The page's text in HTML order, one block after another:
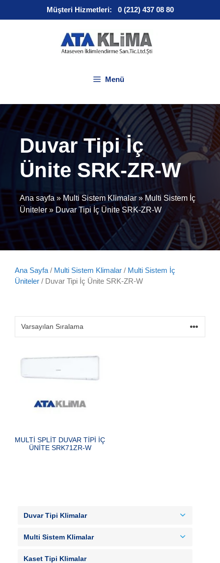
Müşteri Hizmetleri: 0 (212) 437 08 80
Menü
Duvar Tipi İç
Ünite SRK-ZR-W
Ana sayfa » Multi Sistem Klimalar » Multi Sistem İç
Üniteler » Duvar Tipi İç Ünite SRK-ZR-W
Ana Sayfa / Multi Sistem Klimalar / Multi Sistem İç
Üniteler / Duvar Tipi İç Ünite SRK-ZR-W
MULTİ SPLİT DUVAR TİPİ İÇ
ÜNİTE SRK71ZR-W
Duvar Tipi Klimalar
Multi Sistem Klimalar
Kaset Tipi Klimalar